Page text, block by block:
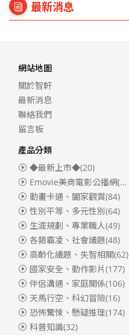
最新消息
網站地圖
關於智軒
最新消息
聯絡我們
留言板
產品分類
◆最新上市◆(20)
Emovie美商電影公播網(華納)
動畫卡通、闔家觀賞(84)
性別平等、多元性別(64)
生涯規劃、專業職人(49)
各類霸凌、社會議題(48)
高齡化議題、失智相關(62)
國家安全、動作影片(177)
伴侶溝通、家庭關係(106)
天馬行空、科幻冒險(16)
恐怖驚悚、懸疑推理(174)
科普知識(32)